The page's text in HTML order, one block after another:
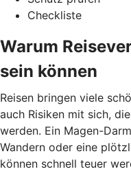
Checkliste
Warum
sein können
Reisen bringen viele
auch Risiken mit sich,
werden. Ein Magen-
Wandern oder eine
können schnell teuer